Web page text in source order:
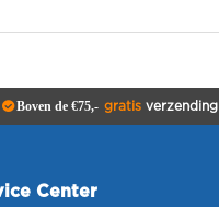
Boven de €75,- gratisverzending
Center